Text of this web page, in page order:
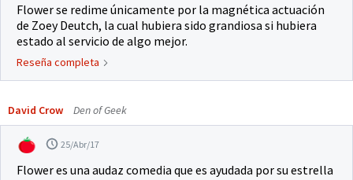
Flower se redime únicamente por la magnética actuación
de Zoey Deutch, la cual hubiera sido grandiosa si hubiera
estado al servicio de algo mejor.
Reseña completa
David Crow Den of Geek
25/Abr/17
Flower es una audaz comedia que es ayudada por su estrella